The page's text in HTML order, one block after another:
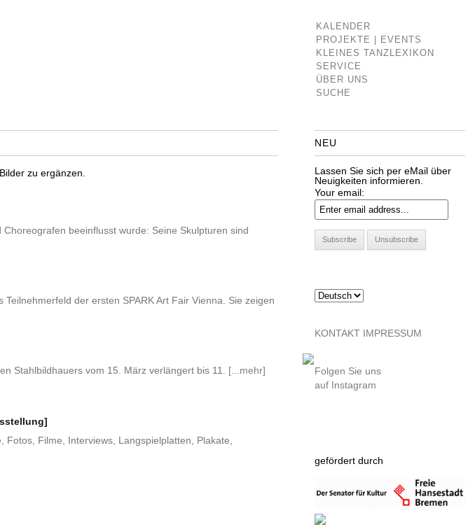
KALENDER
PROJEKTE | EVENTS
KLEINES TANZLEXIKON
SERVICE
ÜBER UNS
SUCHE
zu ergänzen.
beeinflusst wurde: Seine Skulpturen sind
der ersten SPARK Art Fair Vienna. Sie zeigen
Stahlbildhauers vom 15. März verlängert bis 11. [...mehr]
Filme, Interviews, Langspielplatten, Plakate,
NEU
Lassen Sie sich per eMail über
Neuigkeiten informieren.
Your email:
KONTAKT IMPRESSUM
Folgen Sie uns
auf Instagram
gefördert durch